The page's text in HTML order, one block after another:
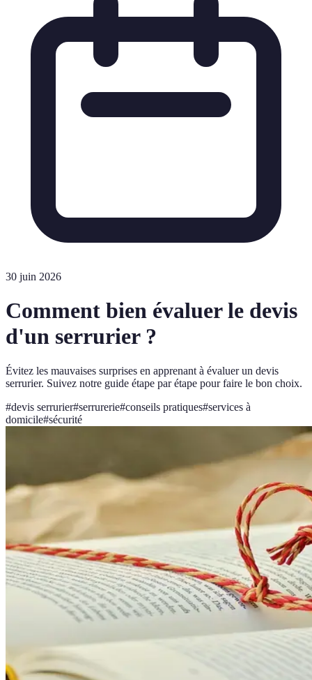
30 juin 2026
Comment bien évaluer le devis
d'un serrurier ?
Évitez les mauvaises surprises en apprenant à évaluer un devis
serrurier. Suivez notre guide étape par étape pour faire le bon choix.
#devis serrurier#serrurerie#conseils pratiques#services à
domicile#sécurité